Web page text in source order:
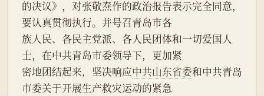
的决议》，对张敬焘作的政治报告表示完全同意，
要认真贯彻执行。并号召青岛市各
族人民、各民主党派、各人民团体和一切爱国人
士，在中共青岛市委领导下，更加紧
密地团结起来，坚决响应中共山东省委和中共青岛
市委关于开展生产救灾运动的紧急